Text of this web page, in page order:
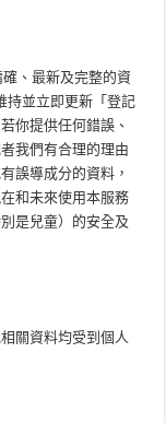
、最新及完整的資
持並立即更新「登記
你提供任何錯誤、
我們有合理的理由
誤導成分的資料，
和未來使用本服務
是兒童）的安全及
關資料均受到個人